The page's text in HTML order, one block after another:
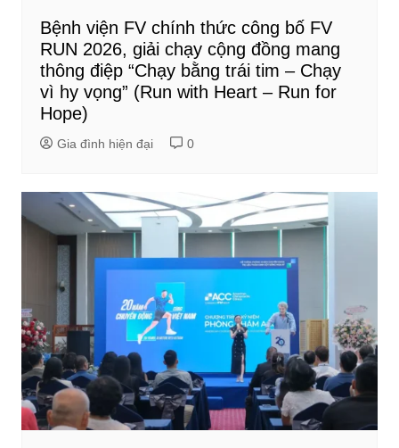
Bệnh viện FV chính thức công bố FV
RUN 2026, giải chạy cộng đồng mang
thông điệp “Chạy bằng trái tim – Chạy
vì hy vọng” (Run with Heart – Run for
Hope)
Gia đình hiện đại 0